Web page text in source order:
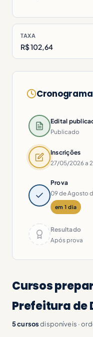
TAXA
R$ 102,64
Edital
Publicado
Inscrições
27/05/2026 a
Prova
09 de Agosto
em 1 dia
Resultado
Após prova
Cursos
Prefeitura de
5 cursosdisponíveis ·